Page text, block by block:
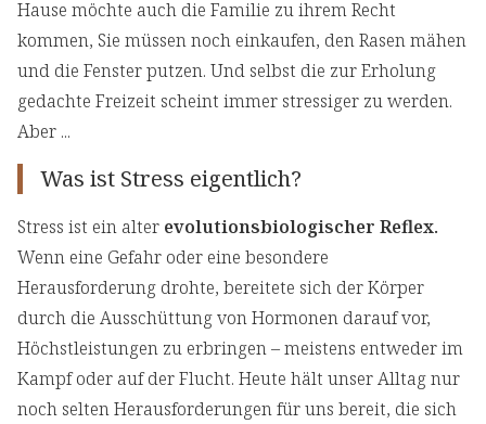
Hause möchte auch die Familie zu ihrem Recht
kommen, Sie müssen noch einkaufen, den Rasen mähen
und die Fenster putzen. Und selbst die zur Erholung
gedachte Freizeit scheint immer stressiger zu werden.
Aber ...
Was ist Stress eigentlich?
Stress ist ein alter evolutionsbiologischer Reflex.
Wenn eine Gefahr oder eine besondere
Herausforderung drohte, bereitete sich der Körper
durch die Ausschüttung von Hormonen darauf vor,
Höchstleistungen zu erbringen – meistens entweder im
Kampf oder auf der Flucht. Heute hält unser Alltag nur
noch selten Herausforderungen für uns bereit, die sich